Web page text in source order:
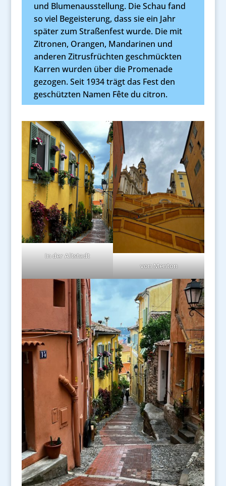
und Blumenausstellung. Die Schau fand
so viel Begeisterung, dass sie ein Jahr
später zum Straßenfest wurde. Die mit
Zitronen, Orangen, Mandarinen und
anderen Zitrusfrüchten geschmückten
Karren wurden über die Promenade
gezogen. Seit 1934 trägt das Fest den
geschützten Namen Fête du citron.
In der Altstadt
von Menton